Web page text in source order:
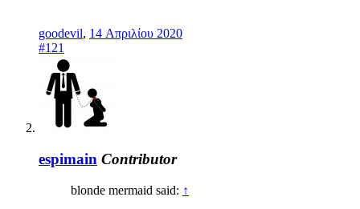
goodevil, 14 Απριλίου 2020
#121
espimain Contributor
blonde mermaid said: ↑